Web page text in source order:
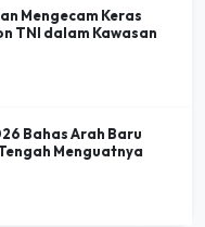
Mengecam Keras
TNI dalam Kawasan
Bahas Arah Baru
Menguatnya